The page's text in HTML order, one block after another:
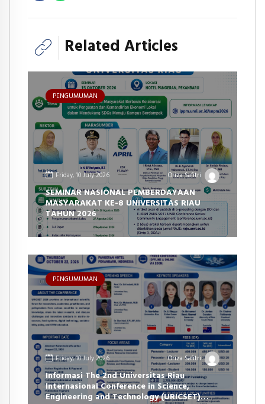
Related Articles
PENGUMUMAN
Friday, 10 July 2026 Oriza Safitri
SEMINAR NASIONAL PEMBERDAYAAN
MASYARAKAT KE-8 UNIVERSITAS RIAU
TAHUN 2026
PENGUMUMAN
Friday, 10 July 2026 Oriza Safitri
Informasi The 2nd Universitas Riau
Internasional Conference in Science,
Engineering and Technology (URICSET)